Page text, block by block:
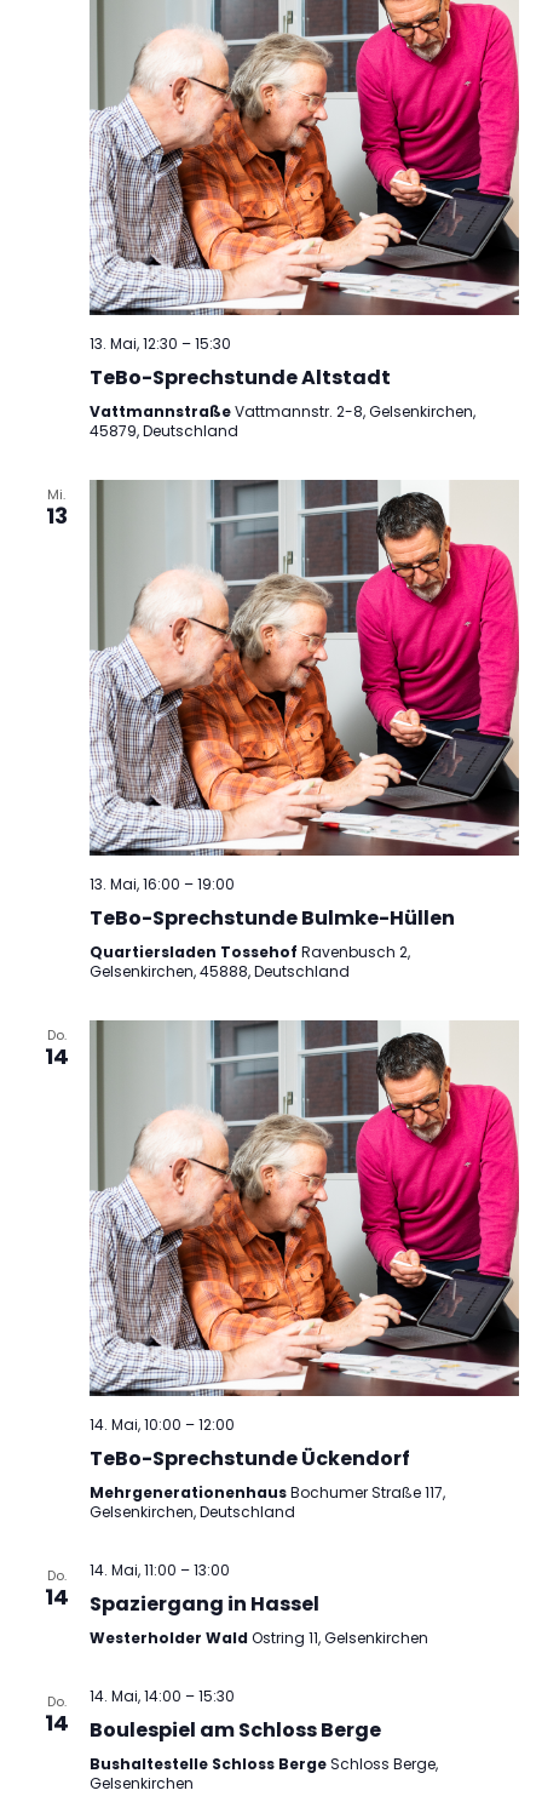
13. Mai, 12:30 –15:30
TeBo-Sprechstunde Altstadt
VattmannstraßeVattmannstr. 2-8, Gelsenkirchen,
45879, Deutschland
Mi.
13
13. Mai, 16:00 –19:00
TeBo-Sprechstunde Bulmke-Hüllen
Quartiersladen Tossehof Ravenbusch 2,
Gelsenkirchen, 45888, Deutschland
Do.
14
14. Mai, 10:00 –12:00
TeBo-Sprechstunde Ückendorf
MehrgenerationenhausBochumer Straße 117,
Gelsenkirchen, Deutschland
Do.
14
14. Mai, 11:00 –13:00
Spaziergang in Hassel
Westerholder Wald Ostring 11, Gelsenkirchen
Do.
14
14. Mai, 14:00 –15:30
Boulespiel am Schloss Berge
Bushaltestelle Schloss BergeSchloss Berge,
Gelsenkirchen